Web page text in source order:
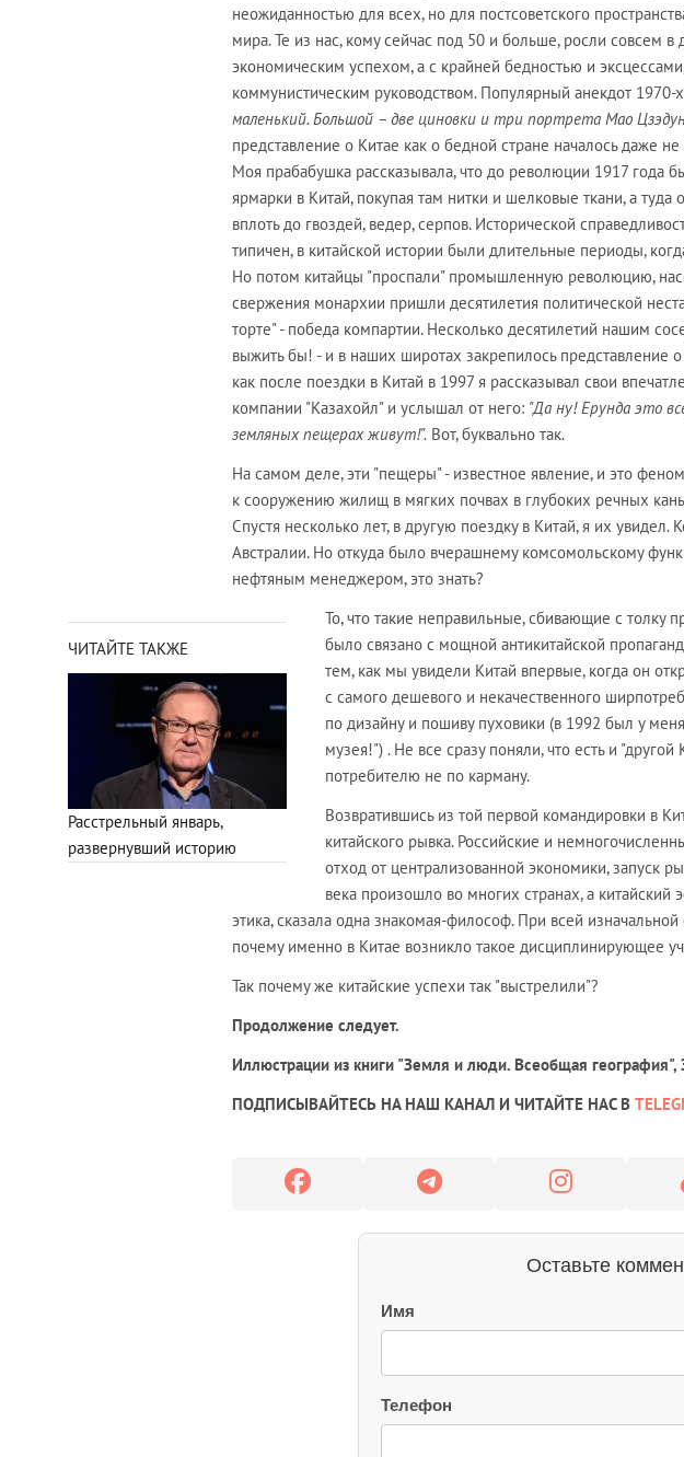
неожиданностью для всех, но для постсоветского
мира. Те из нас, кому сейчас под 50 и больше, росли совсем в
экономическим успехом, а с крайней бедностью и
коммунистическим руководством. Популярный анекдот 1970-
маленький. Большой – две циновки и три портрета Мао
представление о Китае как о бедной стране началось даже
Моя прабабушка рассказывала, что до революции 1917 года
ярмарки в Китай, покупая там нитки и шелковые ткани, а
вплоть до гвоздей, ведер, серпов. Исторической
типичен, в китайской истории были длительные периоды,
Но потом китайцы "проспали" промышленную революцию,
свержения монархии пришли десятилетия политической
торте" - победа компартии. Несколько десятилетий нашим
выжить бы! - и в наших широтах закрепилось представление
как после поездки в Китай в 1997 я рассказывал свои
компании "Казахойл" и услышал от него: "Да ну! Ерунда это
земляных пещерах живут!". Вот, буквально так.
На самом деле, эти "пещеры" - известное явление, и это
к сооружению жилищ в мягких почвах в глубоких речных
Спустя несколько лет, в другую поездку в Китай, я их увидел.
Австралии. Но откуда было вчерашнему комсомольскому
нефтяным менеджером, это знать?
ЧИТАЙТЕ ТАКЖЕ
Расстрельный январь,
развернувший историю
То, что такие неправильные, сбивающие с толку
было связано с мощной антикитайской
тем, как мы увидели Китай впервые, когда он
с самого дешевого и некачественного
по дизайну и пошиву пуховики (в 1992 был у
музея!") . Не все сразу поняли, что есть и
потребителю не по карману.
Возвратившись из той первой командировки в
китайского рывка. Российские и
отход от централизованной экономики, запуск
века произошло во многих странах, а
этика, сказала одна знакомая-философ. При всей
почему именно в Китае возникло такое дисциплинирующее
Так почему же китайские успехи так "выстрелили"?
Продолжение следует.
Иллюстрации из книги "Земля и люди. Всеобщая география",
ПОДПИСЫВАЙТЕСЬ НА НАШ КАНАЛ И ЧИТАЙТЕ НАС В
Оставьте
Имя
Телефон